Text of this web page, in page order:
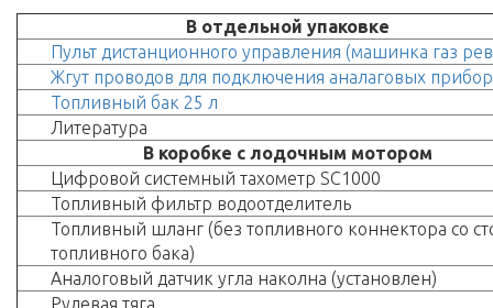
В отдельной упаковке
Пульт дистанционного управления (машинка газ
Жгут проводов для подключения аналаговых
Топливный бак 25 л
Литература
В коробке с лодочным мотором
Цифровой системный тахометр SC1000
Топливный фильтр водоотделитель
Топливный шланг (без топливного коннектора со
топливного бака)
Аналоговый датчик угла наколна (установлен)
Рулевая тяга